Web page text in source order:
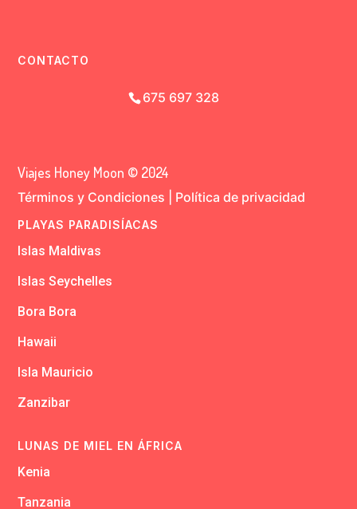
CONTACTO
675 697 328
Viajes Honey Moon © 2024
Términos y Condiciones Política de privacidad
PLAYAS PARADISÍACAS
Islas Maldivas
Islas Seychelles
Bora Bora
Hawaii
Isla Mauricio
Zanzibar
LUNAS DE MIEL EN ÁFRICA
Kenia
Tanzania